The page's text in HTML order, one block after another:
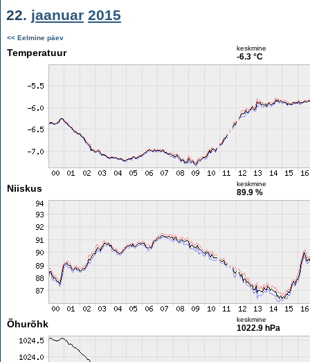
22. jaanuar 2015
<< Eelmine päev
Temperatuur keskmine
-6.3 °C
Niiskus keskmine
89.9 %
Õhurõhk keskmine
1022.9 hPa